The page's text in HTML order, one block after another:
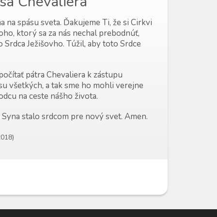
na spásu sveta. Ďakujeme Ti, že si Cirkvi
ktorý sa za nás nechal prebodnúť,
Ježišovho. Túžil, aby toto Srdce
pátra Chevaliera k zástupu
všetkých, a tak sme ho mohli verejne
na ceste nášho života.
stalo srdcom pre nový svet. Amen.